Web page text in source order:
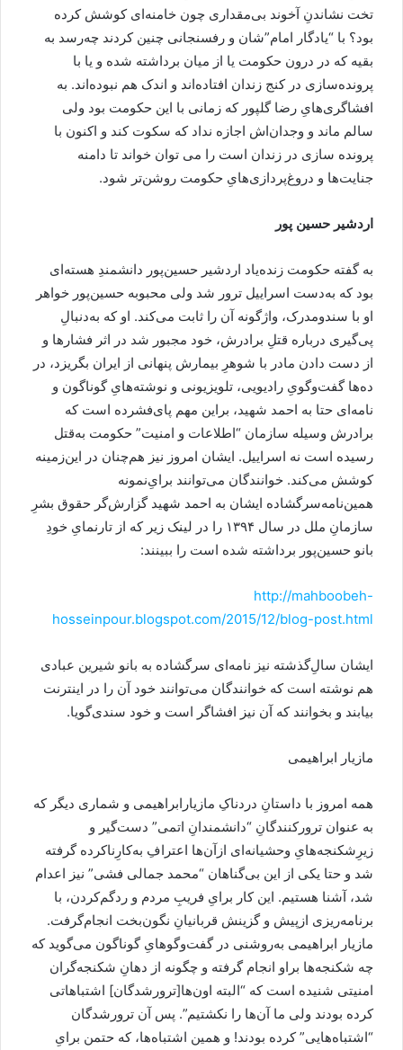
تخت نشاندنِ آخوند بی‌مقداری چون خامنه‌ای کوشش کرده
بود؟ با “یادگار امام”شان و رفسنجانی چنین کردند چه‌رسد به
بقیه که در درون حکومت یا از میان برداشته شده‌ و یا با
پرونده‌سازی در کنج زندان افتاده‌اند و اندک هم نبوده‌اند. به
افشاگری‌هایِ رضا گلپور که زمانی با این حکومت بود ولی
سالم ماند و وجدان‌اش اجازه نداد که سکوت کند و اکنون با
پرونده سازی در زندان است را می توان خواند تا دامنه
جنایت‌ها و دروغ‌پردازی‌هایِ حکومت روشن‌تر شود.
اردشیر حسین پور
به گفته حکومت زنده‌یاد اردشیر حسین‌پور دانشمندِ هسته‌ای
بود که به‌دست اسراییل ترور شد ولی محبوبه حسین‌پور خواهر
او با سندو‌مدرک، واژگونه آن را ثابت می‌کند. او که به‌دنبالِ
پی‌گیری درباره قتلِ برادرش، خود مجبور شد در اثر فشارها و
از دست دادن مادر با شوهرِ بیمارش پنهانی از ایران بگریزد، در
ده‌ها گفت‌و‌گویِ رادیویی، تلویزیونی و نوشته‌هایِ گوناگون و
نامه‌ای حتا به احمد شهید، براین مهم پای‌فشرده است که
برادرش وسیله سازمان “اطلاعات و امنیت” حکومت به‌قتل
رسیده است نه اسراییل. ایشان امروز نیز هم‌چنان در این‌زمینه
کوشش می‌کند. خوانندگان می‌توانند برایِ‌نمونه
همین‌نامه‌سرگشاده ‌ایشان به احمد شهید گزارش‌گر حقوق بشرِ
سازمانِ ملل در سال ۱۳۹۴ را در لینک زیر که از تارنمایِ خودِ
بانو حسین‌پور برداشته شده است را ببینند:
http://mahboobeh-
hosseinpour.blogspot.com/2015/12/blog-post.html
ایشان سالِ‌گذشته نیز نامه‌ای سرگشاده به بانو شیرین عبادی
هم نوشته است که خوانندگان می‌توانند خود آن را در اینترنت
بیابند و بخوانند که آن نیز افشاگر است و خود سندی‌گویا.
مازیار ابراهیمی
همه امروز با داستانِ دردناکِ مازیارابراهیمی و شماری دیگر که
به عنوان ترورکنندگانِ “دانشمندانِ اتمی” دست‌گیر و
زیرِشکنجه‌هایِ وحشیانه‌ای ازآن‌ها اعترافِ به‌کار‌ِناکرده گرفته
شد و حتا یکی از این بی‌گناهان “محمد جمالی فشی” نیز اعدام
شد، آشنا هستیم. این کار برایِ فریبِ مردم و ردگم‌کردن، با
برنامه‌ریزی ازپیش و گزینش قربانیانِ نگون‌بخت انجام‌گرفت.
مازیار ابراهیمی به‌روشنی در گفت‌و‌گوهایِ گوناگون می‌گوید که
چه شکنجه‌ها براو انجام گرفته و چگونه از دهانِ شکنجه‌گران
امنیتی شنیده است که “البته اون‌ها[ترور‌شدگان] اشتباهاتی
کرده بودند ولی ما آن‌ها را نکشتیم”. پس آن ترورشدگان
“اشتباه‌هایی” کرده بودند! و همین اشتباه‌ها، که حتمن برایِ